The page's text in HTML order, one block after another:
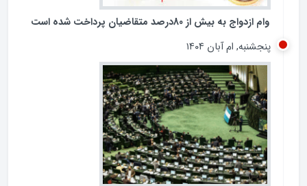
وام ازدواج به بیش از 80درصد متقاضیان پرداخت شده است
پنجشنبه, ام آبان ۱۴۰۴